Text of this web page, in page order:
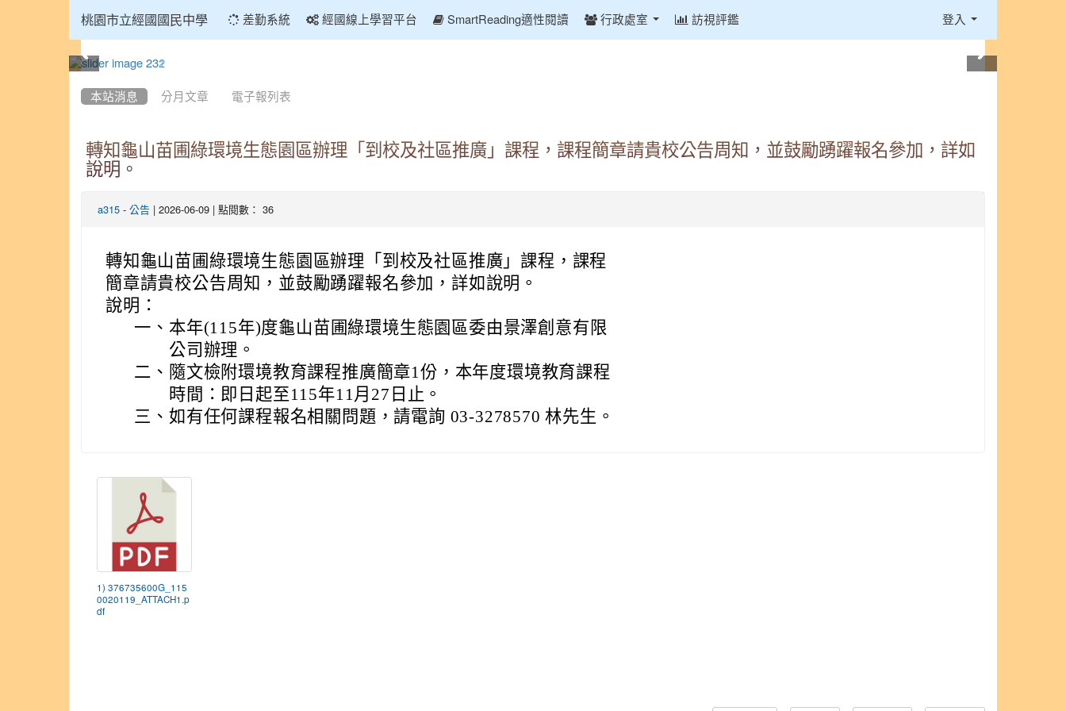
桃園市立經國國民中學 差勤系統 經國線上學習平台 SmartReading適性閱讀 行政處室 訪視評鑑 登入
本站消息 分月文章 電子報列表
轉知龜山苗圃綠環境生態園區辦理「到校及社區推廣」課程，課程簡章請貴校公告周知，並鼓勵踴躍報名參加，詳如
說明。
a315 - 公告 | 2026-06-09 | 點閱數： 36
轉知龜山苗圃綠環境生態園區辦理「到校及社區推廣」課程，課程
簡章請貴校公告周知，並鼓勵踴躍報名參加，詳如說明。
說明：
一、 本年(115年)度龜山苗圃綠環境生態園區委由景澤創意有限
公司辦理。
二、 隨文檢附環境教育課程推廣簡章1份，本年度環境教育課程
時間：即日起至115年11月27日止。
三、 如有任何課程報名相關問題，請電詢 03-3278570 林先生。
1) 376735600G_115
0020119_ATTACH1.p
df